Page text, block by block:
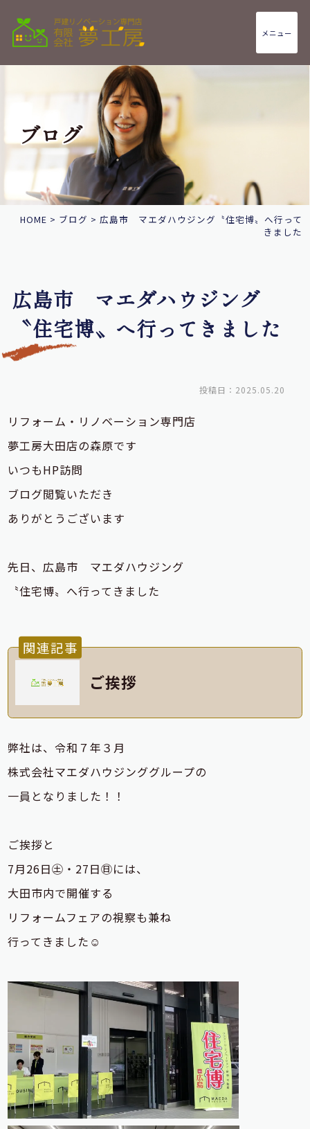
メニュー
ブログ
HOME > ブログ > 広島市 マエダハウジング〝住宅博〟へ行って
きました
広島市 マエダハウジング
〝住宅博〟へ行ってきました
投稿日：2025.05.20
リフォーム・リノベーション専門店
夢工房大田店の森原です
いつもHP訪問
ブログ閲覧いただき
ありがとうございます
先日、広島市 マエダハウジング
〝住宅博〟へ行ってきました
関連記事
ご挨拶
弊社は、令和７年３月
株式会社マエダハウジンググループの
一員となりました！！
ご挨拶と
7月26日㊏・27日㊐には、
大田市内で開催する
リフォームフェアの視察も兼ね
行ってきました☺